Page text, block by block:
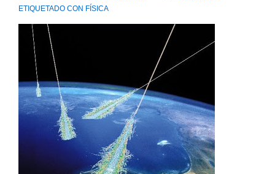
ETIQUETADO CON FÍSICA